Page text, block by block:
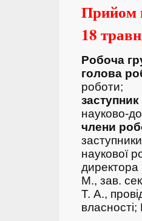
Прийом
18
Робоча
голова
роботи;
науково-
члени
наукової
директора
М., зав.
Т. А.,
власності;